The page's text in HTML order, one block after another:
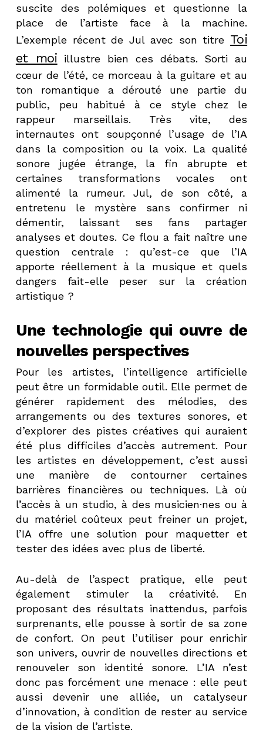
suscite des polémiques et questionne la
place de l’artiste face à la machine.
L’exemple récent de Jul avec son titre Toi
et moi illustre bien ces débats. Sorti au
cœur de l’été, ce morceau à la guitare et au
ton romantique a dérouté une partie du
public, peu habitué à ce style chez le
rappeur marseillais. Très vite, des
internautes ont soupçonné l’usage de l’IA
dans la composition ou la voix. La qualité
sonore jugée étrange, la fin abrupte et
certaines transformations vocales ont
alimenté la rumeur. Jul, de son côté, a
entretenu le mystère sans confirmer ni
démentir, laissant ses fans partager
analyses et doutes. Ce flou a fait naître une
question centrale : qu’est-ce que l’IA
apporte réellement à la musique et quels
dangers fait-elle peser sur la création
artistique ?
Une technologie qui ouvre de
nouvelles perspectives
Pour les artistes, l’intelligence artificielle
peut être un formidable outil. Elle permet de
générer rapidement des mélodies, des
arrangements ou des textures sonores, et
d’explorer des pistes créatives qui auraient
été plus difficiles d’accès autrement. Pour
les artistes en développement, c’est aussi
une manière de contourner certaines
barrières financières ou techniques. Là où
l’accès à un studio, à des musicien·nes ou à
du matériel coûteux peut freiner un projet,
l’IA offre une solution pour maquetter et
tester des idées avec plus de liberté.
Au-delà de l’aspect pratique, elle peut
également stimuler la créativité. En
proposant des résultats inattendus, parfois
surprenants, elle pousse à sortir de sa zone
de confort. On peut l’utiliser pour enrichir
son univers, ouvrir de nouvelles directions et
renouveler son identité sonore. L’IA n’est
donc pas forcément une menace : elle peut
aussi devenir une alliée, un catalyseur
d’innovation, à condition de rester au service
de la vision de l’artiste.